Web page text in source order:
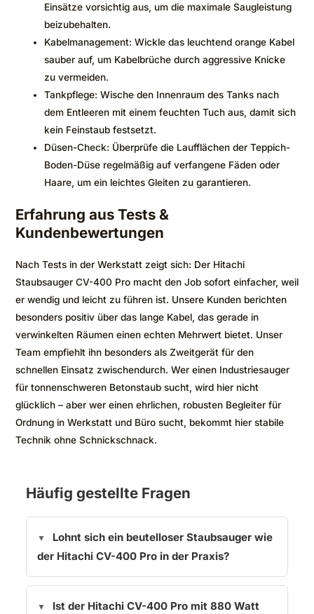
Einsätze vorsichtig aus, um die maximale Saugleistung
beizubehalten.
Kabelmanagement: Wickle das leuchtend orange Kabel
sauber auf, um Kabelbrüche durch aggressive Knicke
zu vermeiden.
Tankpflege: Wische den Innenraum des Tanks nach
dem Entleeren mit einem feuchten Tuch aus, damit sich
kein Feinstaub festsetzt.
Düsen-Check: Überprüfe die Laufflächen der Teppich-
Boden-Düse regelmäßig auf verfangene Fäden oder
Haare, um ein leichtes Gleiten zu garantieren.
Erfahrung aus Tests &
Kundenbewertungen
Nach Tests in der Werkstatt zeigt sich: Der Hitachi
Staubsauger CV-400 Pro macht den Job sofort einfacher, weil
er wendig und leicht zu führen ist. Unsere Kunden berichten
besonders positiv über das lange Kabel, das gerade in
verwinkelten Räumen einen echten Mehrwert bietet. Unser
Team empfiehlt ihn besonders als Zweitgerät für den
schnellen Einsatz zwischendurch. Wer einen Industriesauger
für tonnenschweren Betonstaub sucht, wird hier nicht
glücklich – aber wer einen ehrlichen, robusten Begleiter für
Ordnung in Werkstatt und Büro sucht, bekommt hier stabile
Technik ohne Schnickschnack.
Häufig gestellte Fragen
Lohnt sich ein beutelloser Staubsauger wie
der Hitachi CV-400 Pro in der Praxis?
Ist der Hitachi CV-400 Pro mit 880 Watt